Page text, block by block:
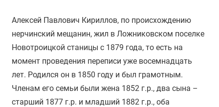
Алексей Павлович Кириллов, по происхождению
нерчинский мещанин, жил в Ложниковском поселке
Новотроицкой станицы с 1879 года, то есть на
момент проведения переписи уже восемнадцать
лет. Родился он в 1850 году и был грамотным.
Членам его семьи были жена 1852 г.р., два сына –
старший 1877 г.р. и младший 1882 г.р., оба